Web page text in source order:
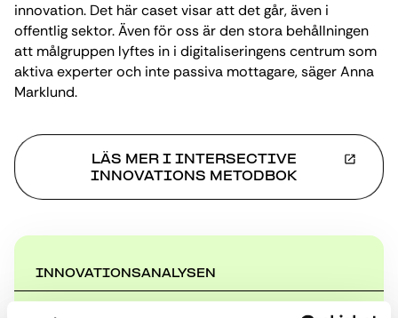
innovation. Det här caset visar att det går, även i
offentlig sektor. Även för oss är den stora behållningen
att målgruppen lyftes in i digitaliseringens centrum som
aktiva experter och inte passiva mottagare, säger Anna
Marklund.
LÄS MER I INTERSECTIVE
INNOVATIONS METODBOK
INNOVATIONSANALYSEN